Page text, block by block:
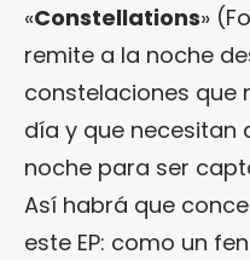
«Constellations»
remite a la noche
constelaciones que
día y que necesitan
noche para ser
Así habrá que
este EP: como un